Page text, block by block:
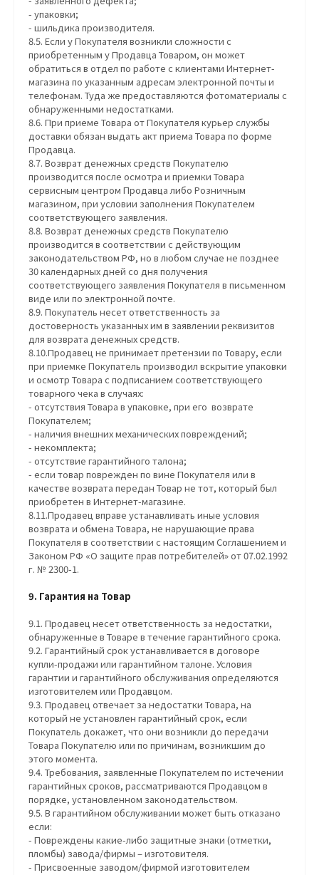
- упаковки;
- шильдика производителя.
8.5. Если у Покупателя возникли сложности с
приобретенным у Продавца Товаром, он может
обратиться в отдел по работе с клиентами Интернет-
магазина по указанным адресам электронной почты и
телефонам. Туда же предоставляются фотоматериалы с
обнаруженными недостатками.
8.6. При приеме Товара от Покупателя курьер службы
доставки обязан выдать акт приема Товара по форме
Продавца.
8.7. Возврат денежных средств Покупателю
производится после осмотра и приемки Товара
сервисным центром Продавца либо Розничным
магазином, при условии заполнения Покупателем
соответствующего заявления.
8.8. Возврат денежных средств Покупателю
производится в соответствии с действующим
законодательством РФ, но в любом случае не позднее
30 календарных дней со дня получения
соответствующего заявления Покупателя в письменном
виде или по электронной почте.
8.9. Покупатель несет ответственность за
достоверность указанных им в заявлении реквизитов
для возврата денежных средств.
8.10.Продавец не принимает претензии по Товару, если
при приемке Покупатель производил вскрытие упаковки
и осмотр Товара с подписанием соответствующего
товарного чека в случаях:
- отсутствия Товара в упаковке, при его возврате
Покупателем;
- наличия внешних механических повреждений;
- некомплекта;
- отсутствие гарантийного талона;
- если товар поврежден по вине Покупателя или в
качестве возврата передан Товар не тот, который был
приобретен в Интернет-магазине.
8.11.Продавец вправе устанавливать иные условия
возврата и обмена Товара, не нарушающие права
Покупателя в соответствии с настоящим Соглашением и
Законом РФ «О защите прав потребителей» от 07.02.1992
г. № 2300-1.
9. Гарантия на Товар
9.1. Продавец несет ответственность за недостатки,
обнаруженные в Товаре в течение гарантийного срока.
9.2. Гарантийный срок устанавливается в договоре
купли-продажи или гарантийном талоне. Условия
гарантии и гарантийного обслуживания определяются
изготовителем или Продавцом.
9.3. Продавец отвечает за недостатки Товара, на
который не установлен гарантийный срок, если
Покупатель докажет, что они возникли до передачи
Товара Покупателю или по причинам, возникшим до
этого момента.
9.4. Требования, заявленные Покупателем по истечении
гарантийных сроков, рассматриваются Продавцом в
порядке, установленном законодательством.
9.5. В гарантийном обслуживании может быть отказано
если:
- Повреждены какие-либо защитные знаки (отметки,
пломбы) завода/фирмы – изготовителя.
- Присвоенные заводом/фирмой изготовителем